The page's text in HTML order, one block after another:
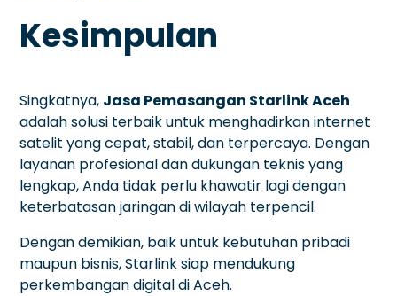
Kesimpulan
Singkatnya, Jasa Pemasangan Starlink Aceh
adalah solusi terbaik untuk menghadirkan internet
satelit yang cepat, stabil, dan terpercaya. Dengan
layanan profesional dan dukungan teknis yang
lengkap, Anda tidak perlu khawatir lagi dengan
keterbatasan jaringan di wilayah terpencil.
Dengan demikian, baik untuk kebutuhan pribadi
maupun bisnis, Starlink siap mendukung
perkembangan digital di Aceh.